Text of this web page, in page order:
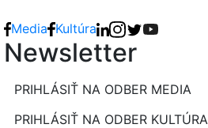
Media Kultúra
Newsletter
PRIHLÁSIŤ NA ODBER MEDIA
PRIHLÁSIŤ NA ODBER KULTÚRA